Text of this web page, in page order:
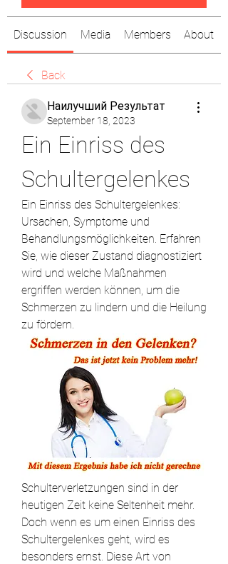
Discussion Media Members About
Back
Наилучший Результат
September 18, 2023
Ein Einriss des
Schultergelenkes
Ein Einriss des Schultergelenkes:
Ursachen, Symptome und
Behandlungsmöglichkeiten. Erfahren
Sie, wie dieser Zustand diagnostiziert
wird und welche Maßnahmen
ergriffen werden können, um die
Schmerzen zu lindern und die Heilung
zu fördern.
Schulterverletzungen sind in der
heutigen Zeit keine Seltenheit mehr.
Doch wenn es um einen Einriss des
Schultergelenkes geht, wird es
besonders ernst. Diese Art von